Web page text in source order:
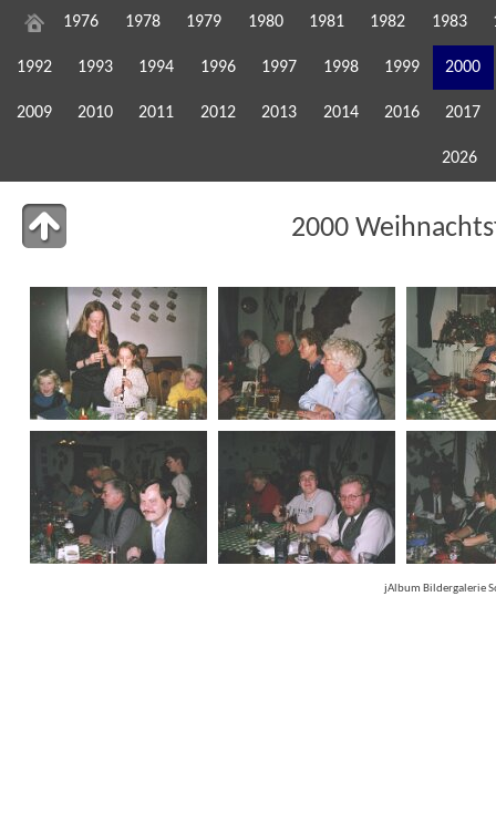
1976 1978 1979 1980 1981 1982 1983
1992 1993 1994 1996 1997 1998 1999 2000
2009 2010 2011 2012 2013 2014 2016 2017
2026
2000
jAlbum Bildergalerie